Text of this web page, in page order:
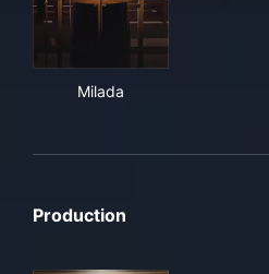
Milada
Production